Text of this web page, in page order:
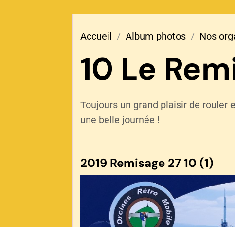
Accueil Album photos Nos
10 Le
Toujours un grand plaisir de rouler
une belle journée !
2019 Remisage 27 10 (1)